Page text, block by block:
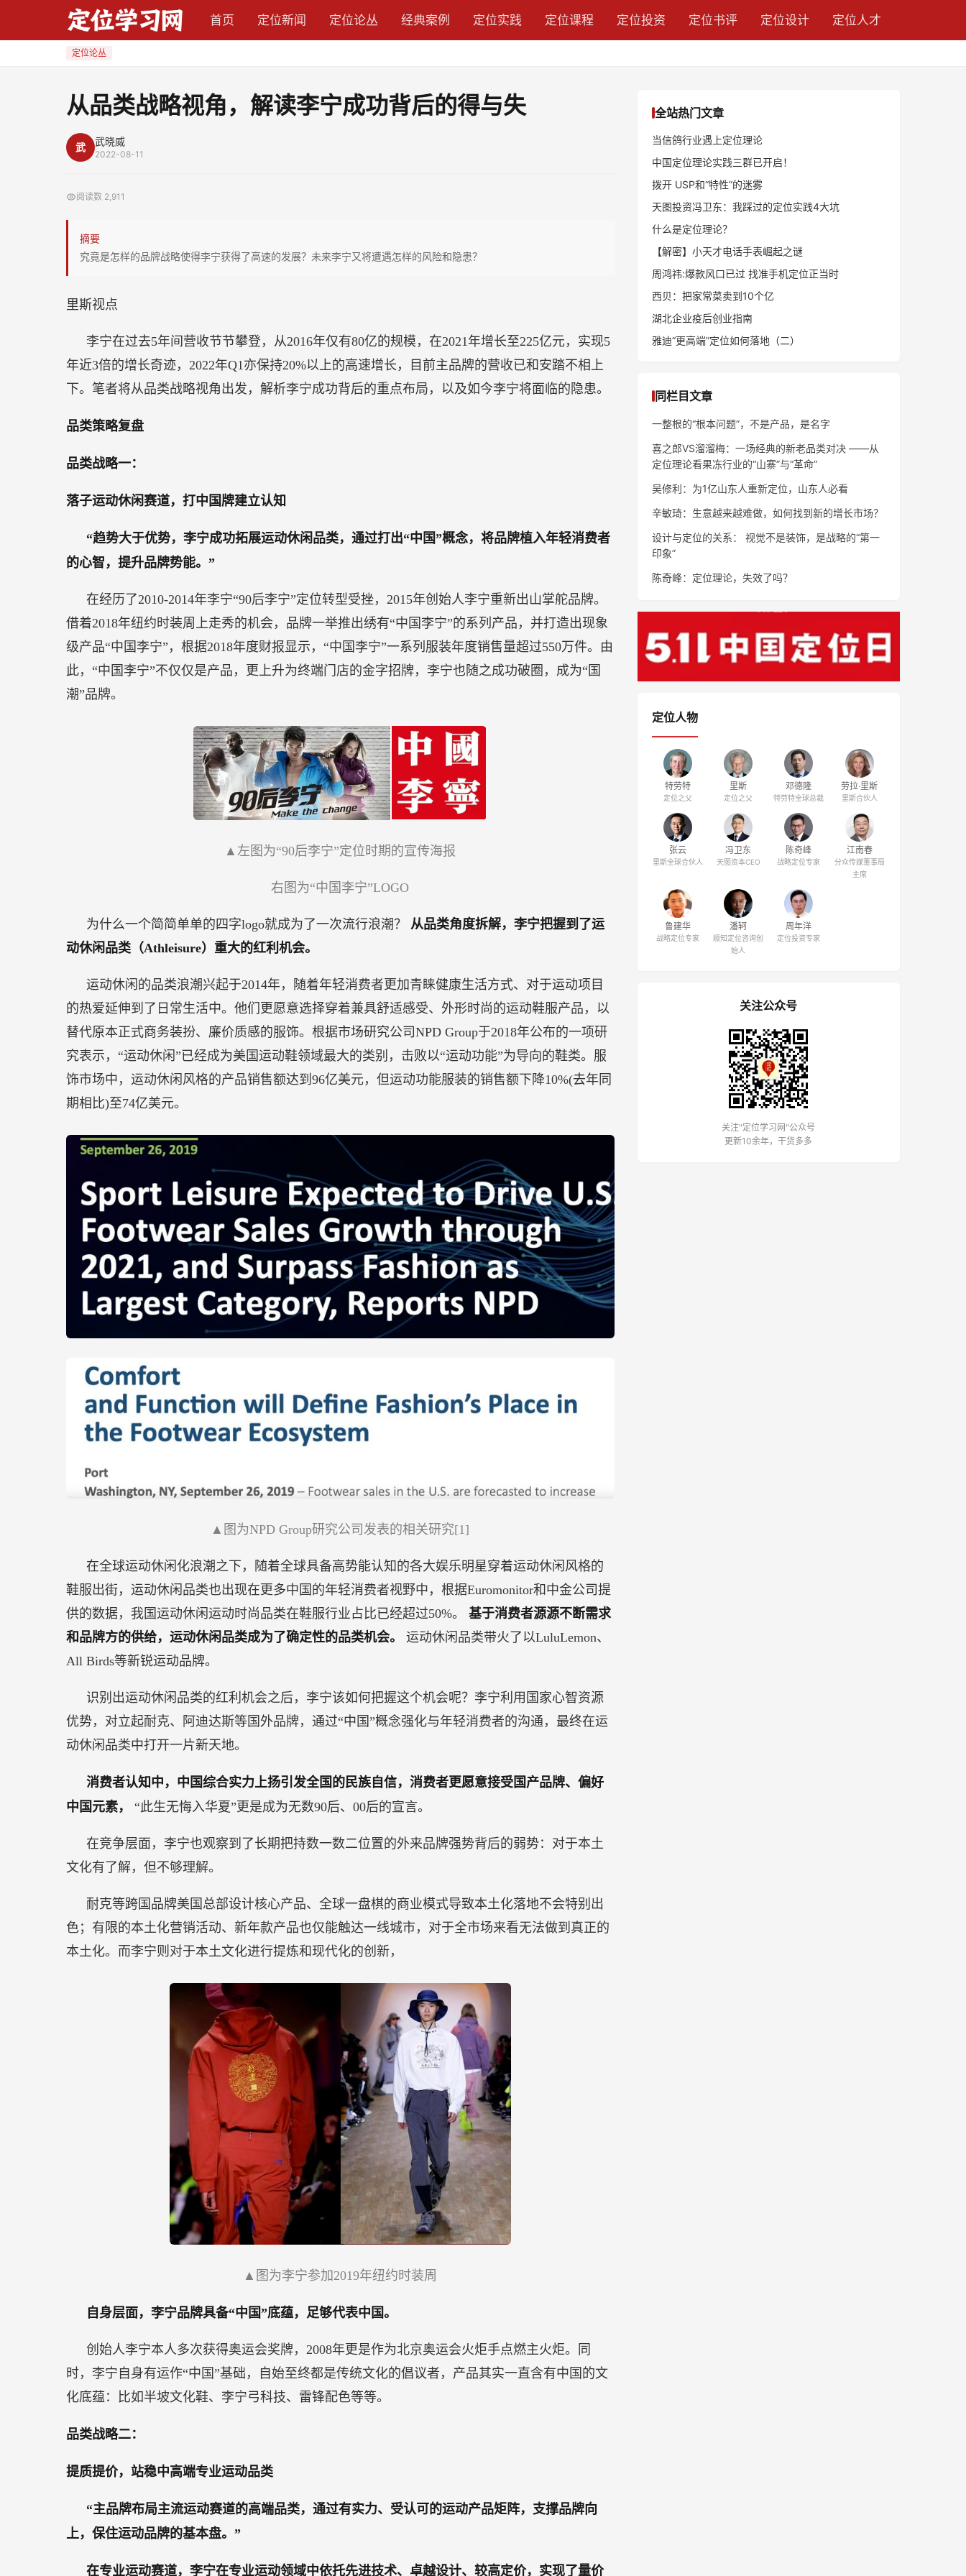
首页 定位新闻 定位论丛 经典案例 定位实践 定位课程 定位投资 定位书评 定位设计 定位人才
定位论丛
从品类战略视角，解读李宁成功背后的得与失
武 武晓威
2022-08-11
阅读数 2,911
摘要
究竟是怎样的品牌战略使得李宁获得了高速的发展？未来李宁又将遭遇怎样的风险和隐患？
里斯视点
李宁在过去5年间营收节节攀登，从2016年仅有80亿的规模，在2021年增长至225亿元，实现5
年近3倍的增长奇迹，2022年Q1亦保持20%以上的高速增长，目前主品牌的营收已和安踏不相上
下。笔者将从品类战略视角出发，解析李宁成功背后的重点布局，以及如今李宁将面临的隐患。
品类策略复盘
品类战略一：
落子运动休闲赛道，打中国牌建立认知
“趋势大于优势，李宁成功拓展运动休闲品类，通过打出“中国”概念，将品牌植入年轻消费者
的心智，提升品牌势能。”
在经历了2010-2014年李宁“90后李宁”定位转型受挫，2015年创始人李宁重新出山掌舵品牌。
借着2018年纽约时装周上走秀的机会，品牌一举推出绣有“中国李宁”的系列产品，并打造出现象
级产品“中国李宁”，根据2018年度财报显示，“中国李宁”一系列服装年度销售量超过550万件。由
此，“中国李宁”不仅仅是产品，更上升为终端门店的金字招牌，李宁也随之成功破圈，成为“国
潮”品牌。
▲左图为“90后李宁”定位时期的宣传海报
右图为“中国李宁”LOGO
为什么一个简简单单的四字logo就成为了一次流行浪潮？ 从品类角度拆解，李宁把握到了运
动休闲品类（Athleisure）重大的红利机会。
运动休闲的品类浪潮兴起于2014年，随着年轻消费者更加青睐健康生活方式、对于运动项目
的热爱延伸到了日常生活中。他们更愿意选择穿着兼具舒适感受、外形时尚的运动鞋服产品，以
替代原本正式商务装扮、廉价质感的服饰。根据市场研究公司NPD Group于2018年公布的一项研
究表示，“运动休闲”已经成为美国运动鞋领域最大的类别，击败以“运动功能”为导向的鞋类。服
饰市场中，运动休闲风格的产品销售额达到96亿美元，但运动功能服装的销售额下降10%(去年同
期相比)至74亿美元。
▲图为NPD Group研究公司发表的相关研究[1]
在全球运动休闲化浪潮之下，随着全球具备高势能认知的各大娱乐明星穿着运动休闲风格的
鞋服出街，运动休闲品类也出现在更多中国的年轻消费者视野中，根据Euromonitor和中金公司提
供的数据，我国运动休闲运动时尚品类在鞋服行业占比已经超过50%。 基于消费者源源不断需求
和品牌方的供给，运动休闲品类成为了确定性的品类机会。 运动休闲品类带火了以LuluLemon、
All Birds等新锐运动品牌。
识别出运动休闲品类的红利机会之后，李宁该如何把握这个机会呢？李宁利用国家心智资源
优势，对立起耐克、阿迪达斯等国外品牌，通过“中国”概念强化与年轻消费者的沟通，最终在运
动休闲品类中打开一片新天地。
消费者认知中，中国综合实力上扬引发全国的民族自信，消费者更愿意接受国产品牌、偏好
中国元素， “此生无悔入华夏”更是成为无数90后、00后的宣言。
在竞争层面，李宁也观察到了长期把持数一数二位置的外来品牌强势背后的弱势：对于本土
文化有了解，但不够理解。
耐克等跨国品牌美国总部设计核心产品、全球一盘棋的商业模式导致本土化落地不会特别出
色；有限的本土化营销活动、新年款产品也仅能触达一线城市，对于全市场来看无法做到真正的
本土化。而李宁则对于本土文化进行提炼和现代化的创新，
▲图为李宁参加2019年纽约时装周
自身层面，李宁品牌具备“中国”底蕴，足够代表中国。
创始人李宁本人多次获得奥运会奖牌，2008年更是作为北京奥运会火炬手点燃主火炬。同
时，李宁自身有运作“中国”基础，自始至终都是传统文化的倡议者，产品其实一直含有中国的文
化底蕴：比如半坡文化鞋、李宁弓科技、雷锋配色等等。
品类战略二：
提质提价，站稳中高端专业运动品类
“主品牌布局主流运动赛道的高端品类，通过有实力、受认可的运动产品矩阵，支撑品牌向
上，保住运动品牌的基本盘。”
在专业运动赛道，李宁在专业运动领域中依托先进技术、卓越设计、较高定价，实现了量价
全站热门文章
当信鸽行业遇上定位理论
中国定位理论实践三群已开启！
拨开 USP和“特性”的迷雾
天图投资冯卫东：我踩过的定位实践4大坑
什么是定位理论？
【解密】小天才电话手表崛起之谜
周鸿祎:爆款风口已过 找准手机定位正当时
西贝：把家常菜卖到10个亿
湖北企业疫后创业指南
雅迪“更高端”定位如何落地（二）
同栏目文章
一整根的“根本问题”，不是产品，是名字
喜之郎VS溜溜梅：一场经典的新老品类对决 ——从
定位理论看果冻行业的“山寨”与“革命”
吴修利：为1亿山东人重新定位，山东人必看
辛敏琦：生意越来越难做，如何找到新的增长市场？
设计与定位的关系： 视觉不是装饰，是战略的“第一
印象”
陈奇峰：定位理论，失效了吗？
定位人物
特劳特
定位之父
里斯
定位之父
邓德隆
特劳特全球总裁
劳拉·里斯
里斯合伙人
张云
里斯全球合伙人
冯卫东
天图资本CEO
陈奇峰
战略定位专家
江南春
分众传媒董事局
主席
鲁建华
战略定位专家
潘轲
顺知定位咨询创
始人
周年洋
定位投资专家
关注公众号
关注"定位学习网"公众号
更新10余年，干货多多